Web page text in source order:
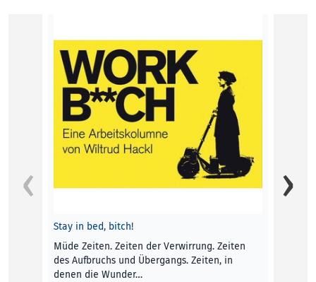
Stay in bed, bitch!
Müde Zeiten. Zeiten der Verwirrung. Zeiten
des Aufbruchs und Übergangs. Zeiten, in
denen die Wunder…
Liebe